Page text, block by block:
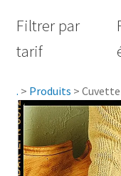
Hygiène
Rééducation
Maternité
Accessoires Salle
Filtrer par
tarif
. > Produits >